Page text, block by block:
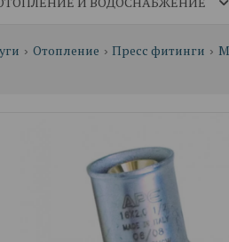
Отопление Пресс фитинги